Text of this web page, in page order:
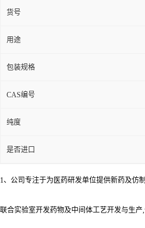
货号
用途
包装规格
CAS编号
纯度
是否进口
1、公司专注于为医药研发单位提供新药及仿
联合实验室开发药物及中间体工艺开发与生